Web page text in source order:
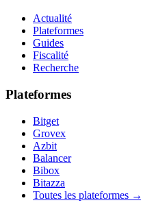
Actualité
Plateformes
Guides
Fiscalité
Recherche
Plateformes
Bitget
Grovex
Azbit
Balancer
Bibox
Bitazza
Toutes les plateformes →